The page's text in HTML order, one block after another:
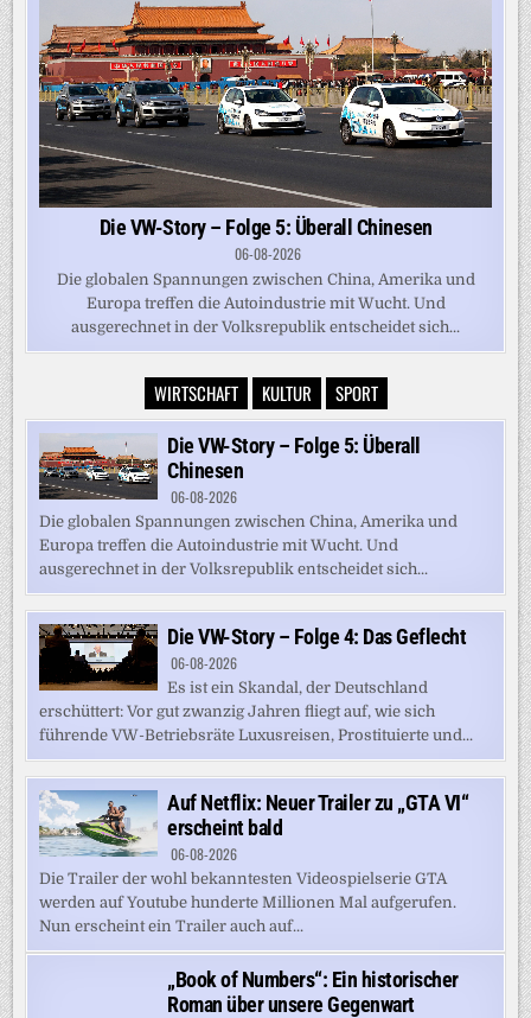
Die VW-Story – Folge 5: Überall Chinesen
06-08-2026
Die globalen Spannungen zwischen China, Amerika und
Europa treffen die Autoindustrie mit Wucht. Und
ausgerechnet in der Volksrepublik entscheidet sich...
WIRTSCHAFT KULTUR SPORT
Die VW-Story – Folge 5: Überall
Chinesen
06-08-2026
Die globalen Spannungen zwischen China, Amerika und
Europa treffen die Autoindustrie mit Wucht. Und
ausgerechnet in der Volksrepublik entscheidet sich...
Die VW-Story – Folge 4: Das Geflecht
06-08-2026
Es ist ein Skandal, der Deutschland
erschüttert: Vor gut zwanzig Jahren fliegt auf, wie sich
führende VW-Betriebsräte Luxusreisen, Prostituierte und...
Auf Netflix: Neuer Trailer zu „GTA VI“
erscheint bald
06-08-2026
Die Trailer der wohl bekanntesten Videospielserie GTA
werden auf Youtube hunderte Millionen Mal aufgerufen.
Nun erscheint ein Trailer auch auf...
„Book of Numbers“: Ein historischer
Roman über unsere Gegenwart